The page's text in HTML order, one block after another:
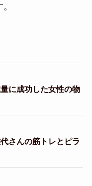
に成功した女性の物
さんの筋トレとピラ